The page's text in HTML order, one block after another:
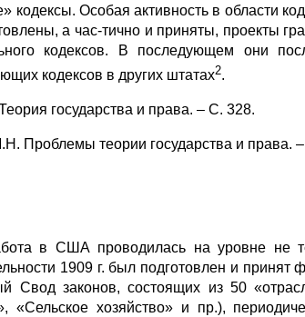
кодексы. Особая активность в области
а час-тично и приняты, проекты
кодексов. В последующем они
кодексов в других штатах2.
государства и права. – С. 328.
Проблемы теории государства и права.
в США проводилась на уровне не
1909 г. был подготовлен и
Свод законов, состоящих из 50
«Сельское хозяйство» и пр.),